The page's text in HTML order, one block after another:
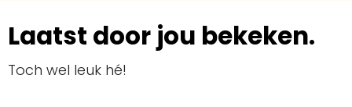
Laatst door jou bekeken.
Toch wel leuk hé!